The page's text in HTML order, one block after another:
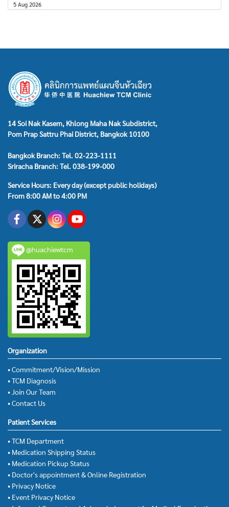
5 Aug 2026
14 Soi Nak Kasem, Khlong Maha Nak Subdistrict,
Pom Prap Sattru Phai District, Bangkok 10100
Bangkok Branch: Tel. 02-223-1111
Sriracha Branch: Tel. 038-199-000
Service Hours: Every day (except public holidays)
From 8:00 AM to 4:00 PM
@huachiewtcm
Organization
• Commitment/Vision/Mission
• TCM Diagnosis
• Join Our Team
• Contact Us
Patient Services
• TCM Department
• Medication Shipping Status
• Medication Pickup Status
• Doctor's appointment & Online Registration
• Privacy Notice
• Event Privacy Notice